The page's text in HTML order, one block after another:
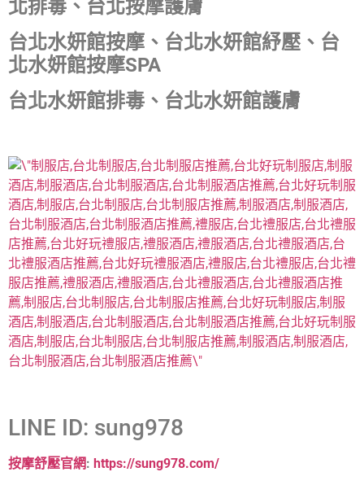
北排毒、台北按摩護膚
台北水妍館按摩、台北水妍館紓壓、台
北水妍館按摩SPA
台北水妍館排毒、台北水妍館護膚
LINE ID: sung978
按摩舒壓官網: https://sung978.com/